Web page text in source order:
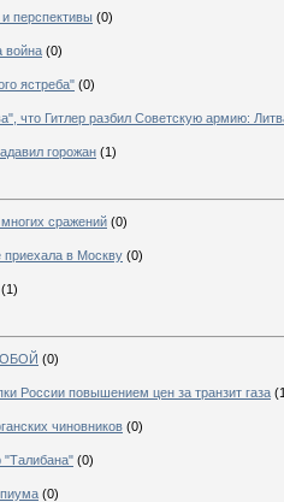
перспективы (0)
война (0)
ястреба" (0)
что Гитлер разбил Советскую армию:
горожан (1)
сражений (0)
приехала в Москву (0)
(1)
(0)
России повышением цен за транзит газа
чиновников (0)
"Талибана" (0)
(0)